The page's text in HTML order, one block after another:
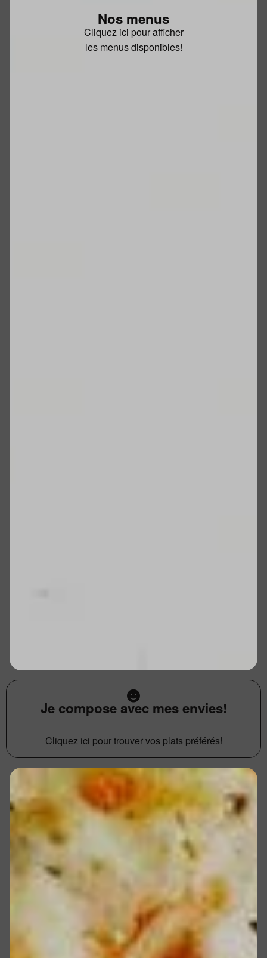
Nos menus
Cliquez ici pour afficher
les menus disponibles!
Je compose avec mes envies!
Cliquez ici pour trouver vos plats préférés!